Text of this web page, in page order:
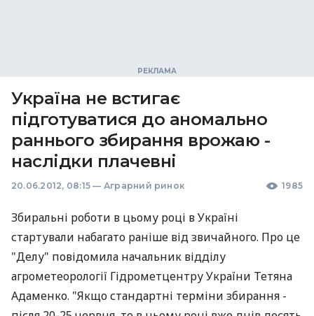
Україна не встигає
підготуватися до аномально
раннього збирання врожаю -
наслідки плачевні
20.06.2012, 08:15 — Аграрний ринок 1985
Збиральні роботи в цьому році в Україні
стартували набагато раніше від звичайного. Про це
"Делу" повідомила начальник відділу
агрометеорології Гідрометцентру України Тетяна
Адаменко. "Якщо стандартні терміни збирання -